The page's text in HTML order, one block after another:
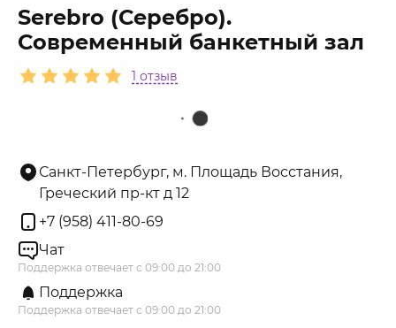
Serebro (Серебро).
Современный банкетный зал
1 отзыв
Санкт-Петербург, м. Площадь Восстания,
Греческий пр-кт д 12
+7 (958) 411-80-69
Чат
Поддержка отвечает с 09:00 до 21:00
Поддержка
Поддержка отвечает с 09:00 до 21:00